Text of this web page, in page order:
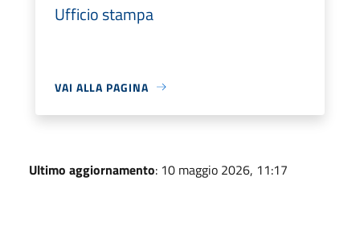
Ufficio stampa
VAI ALLA PAGINA
Ultimo aggiornamento: 10 maggio 2026, 11:17